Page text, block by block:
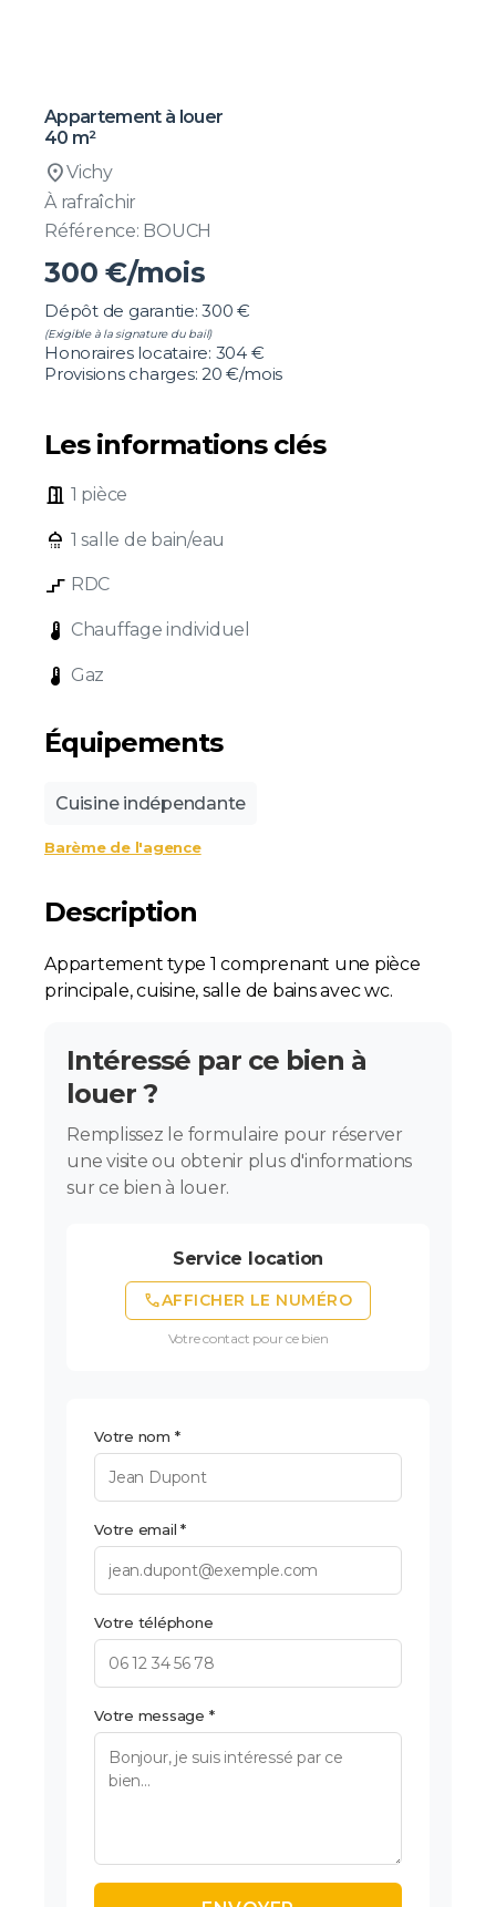
Appartement à louer
40 m²
location_onVichy
À rafraîchir
Référence: BOUCH
300 €/mois
Dépôt de garantie: 300 €
(Exigible à la signature du bail)
Honoraires locataire: 304 €
Provisions charges: 20 €/mois
Les informations clés
door_open 1 pièce
shower 1 salle de bain/eau
stairs_2 RDC
device_thermostat Chauffage individuel
device_thermostat Gaz
Équipements
Cuisine indépendante
Barème de l'agence
Description
Appartement type 1 comprenant une pièce
principale, cuisine, salle de bains avec wc.
Intéressé par ce bien à
louer ?
Remplissez le formulaire pour réserver
une visite ou obtenir plus d'informations
sur ce bien à louer.
Service location
phoneAFFICHER LE NUMÉRO
Votre contact pour ce bien
Votre nom *
Votre email *
Votre téléphone
Votre message *